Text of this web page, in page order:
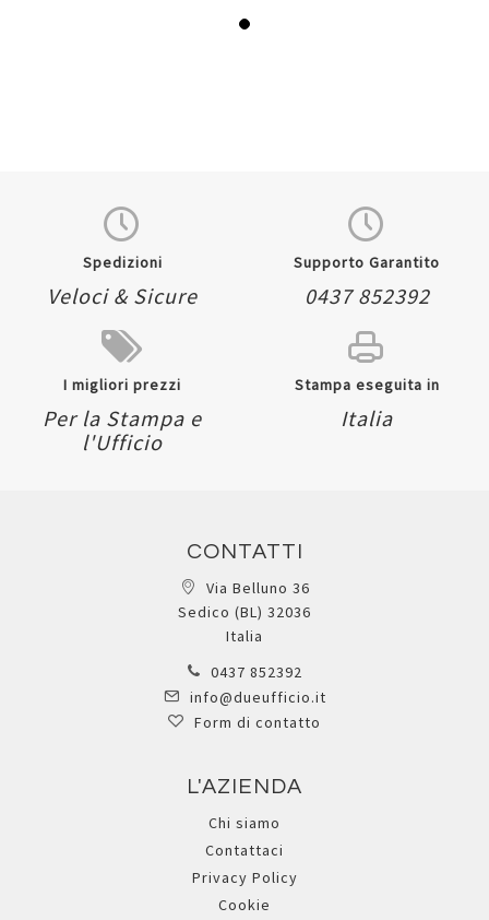
Spedizioni
Veloci & Sicure
Supporto Garantito
0437 852392
I migliori prezzi
Per la Stampa e
l'Ufficio
Stampa eseguita in
Italia
CONTATTI
Via Belluno 36
Sedico (BL) 32036
Italia
0437 852392
info@dueufficio.it
Form di contatto
L'AZIENDA
Chi siamo
Contattaci
Privacy Policy
Cookie